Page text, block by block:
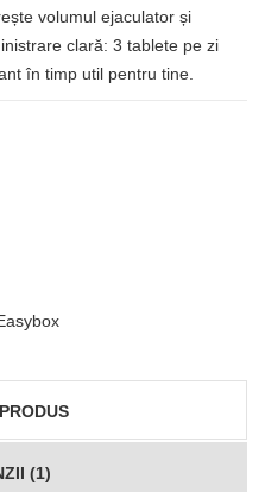
volumul ejaculator și
clară: 3 tablete pe zi
în timp util pentru tine.
(1)